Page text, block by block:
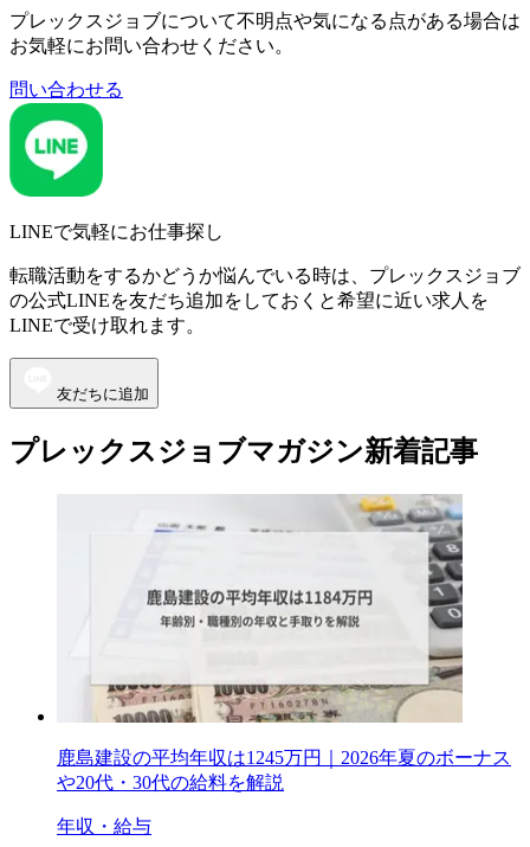
プレックスジョブについて不明点や気になる点がある場合は
お気軽にお問い合わせください。
問い合わせる
LINEで気軽にお仕事探し
転職活動をするかどうか悩んでいる時は、プレックスジョブ
の公式LINEを友だち追加をしておくと希望に近い求人を
LINEで受け取れます。
友だちに追加
プレックスジョブマガジン新着記事
鹿島建設の平均年収は1245万円｜2026年夏のボーナス
や20代・30代の給料を解説
年収・給与